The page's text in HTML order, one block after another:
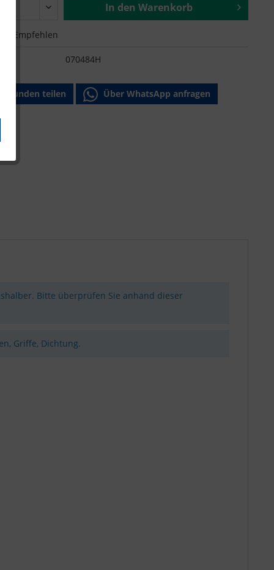
In den Warenkorb
Empfehlen
070484H
teilen Über WhatsApp anfragen
Bitte überprüfen Sie anhand dieser
Griffe, Dichtung.